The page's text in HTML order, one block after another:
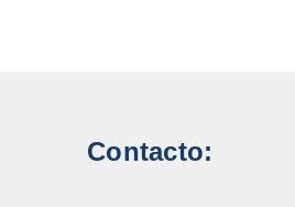
Contacto: